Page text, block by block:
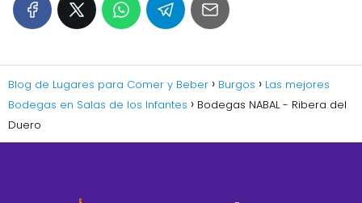
Blog de Lugares para Comer y Beber Burgos
Las mejores
Bodegas en Salas de los Infantes
Bodegas NABAL - Ribera del
Duero